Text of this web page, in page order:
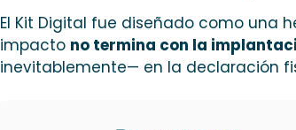
El Kit Digital fue diseñado como una
impacto no termina con la
inevitablemente— en la declaración